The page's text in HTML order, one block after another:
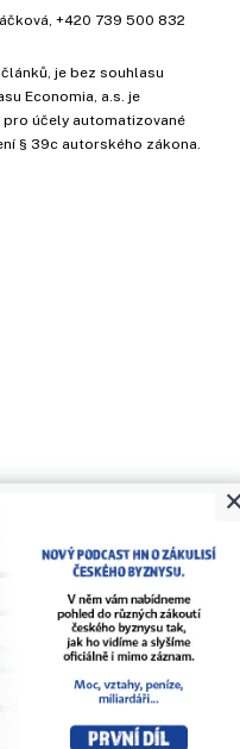
+420 739 500 832
je bez souhlasu
Economia, a.s. je
účely automatizované
§ 39c autorského zákona.